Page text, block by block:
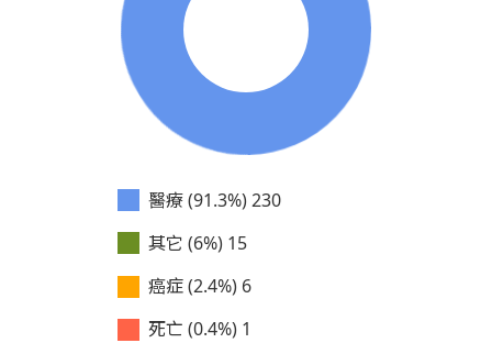
醫療 (91.3%) 230
其它 (6%) 15
癌症 (2.4%) 6
死亡 (0.4%) 1